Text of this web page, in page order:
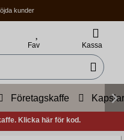
kunder
400Kr
Fav Kassa
Företagskaffe Kapslar
Klicka här för kod.